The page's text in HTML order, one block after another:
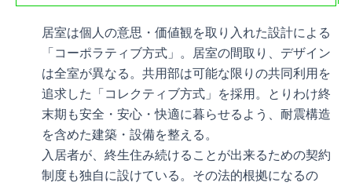
居室は個人の意思・価値観を取り入れた設計による
「コーポラティブ方式」。居室の間取り、デザイン
は全室が異なる。共用部は可能な限りの共同利用を
追求した「コレクティブ方式」を採用。とりわけ終
末期も安全・安心・快適に暮らせるよう、耐震構造
を含めた建築・設備を整える。
入居者が、終生住み続けることが出来るための契約
制度も独自に設けている。その法的根拠になるの